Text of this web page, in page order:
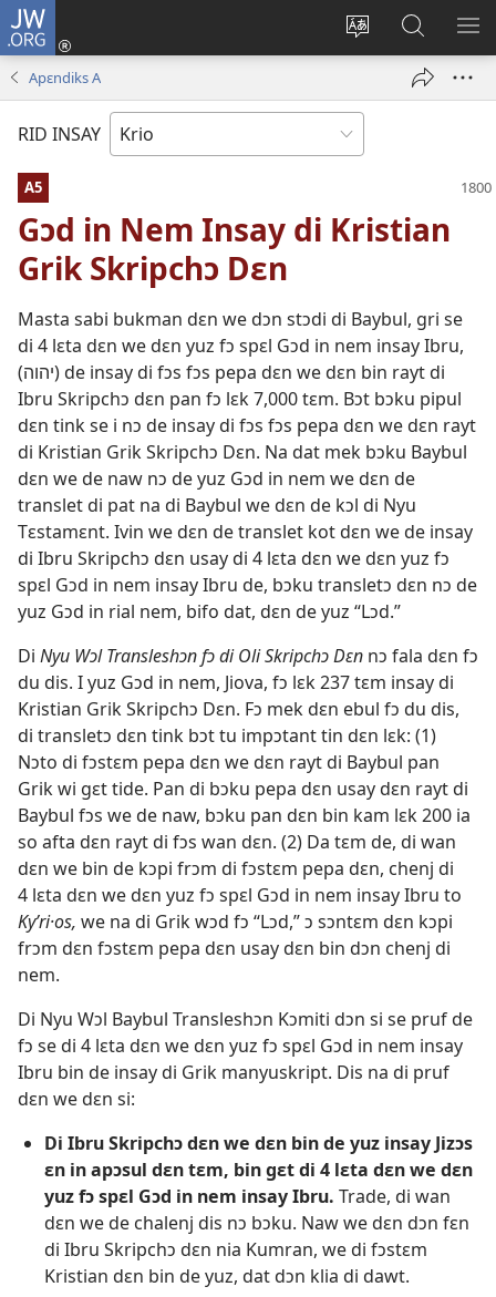
JW.ORG
Chenj
langwej
fɔ
di
Lɔg
window)
Fɛn
JW.ORG
Apɛndiks A
RID INSAY
A5
Gɔd in Nem Insay di Kristian
Grik Skripchɔ Dɛn
Masta sabi bukman dɛn we dɔn stɔdi di Baybul, gri se
di 4 lɛta dɛn we dɛn yuz fɔ spɛl Gɔd in nem insay Ibru,
(יהוה) de insay di fɔs fɔs pepa dɛn we dɛn bin rayt di
Ibru Skripchɔ dɛn pan fɔ lɛk 7,000 tɛm. Bɔt bɔku pipul
dɛn tink se i nɔ de insay di fɔs fɔs pepa dɛn we dɛn rayt
di Kristian Grik Skripchɔ Dɛn. Na dat mek bɔku Baybul
dɛn we de naw nɔ de yuz Gɔd in nem we dɛn de
translet di pat na di Baybul we dɛn de kɔl di Nyu
Tɛstamɛnt. Ivin we dɛn de translet kot dɛn we de insay
di Ibru Skripchɔ dɛn usay di 4 lɛta dɛn we dɛn yuz fɔ
spɛl Gɔd in nem insay Ibru de, bɔku transletɔ dɛn nɔ de
yuz Gɔd in rial nem, bifo dat, dɛn de yuz “Lɔd.”
Di Nyu Wɔl Transleshɔn fɔ di Oli Skripchɔ Dɛn nɔ fala dɛn fɔ
du dis. I yuz Gɔd in nem, Jiova, fɔ lɛk 237 tɛm insay di
Kristian Grik Skripchɔ Dɛn. Fɔ mek dɛn ebul fɔ du dis,
di transletɔ dɛn tink bɔt tu impɔtant tin dɛn lɛk: (1)
Nɔto di fɔstɛm pepa dɛn we dɛn rayt di Baybul pan
Grik wi gɛt tide. Pan di bɔku pepa dɛn usay dɛn rayt di
Baybul fɔs we de naw, bɔku pan dɛn bin kam lɛk 200 ia
so afta dɛn rayt di fɔs wan dɛn. (2) Da tɛm de, di wan
dɛn we bin de kɔpi frɔm di fɔstɛm pepa dɛn, chenj di
4 lɛta dɛn we dɛn yuz fɔ spɛl Gɔd in nem insay Ibru to
Kyʹri·os, we na di Grik wɔd fɔ “Lɔd,” ɔ sɔntɛm dɛn kɔpi
frɔm dɛn fɔstɛm pepa dɛn usay dɛn bin dɔn chenj di
nem.
Di Nyu Wɔl Baybul Transleshɔn Kɔmiti dɔn si se pruf de
fɔ se di 4 lɛta dɛn we dɛn yuz fɔ spɛl Gɔd in nem insay
Ibru bin de insay di Grik manyuskript. Dis na di pruf
dɛn we dɛn si:
Di Ibru Skripchɔ dɛn we dɛn bin de yuz insay Jizɔs
ɛn in apɔsul dɛn tɛm, bin gɛt di 4 lɛta dɛn we dɛn
yuz fɔ spɛl Gɔd in nem insay Ibru. Trade, di wan
dɛn we de chalenj dis nɔ bɔku. Naw we dɛn dɔn fɛn
di Ibru Skripchɔ dɛn nia Kumran, we di fɔstɛm
Kristian dɛn bin de yuz, dat dɔn klia di dawt.